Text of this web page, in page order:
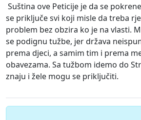
Suština ove Peticije je da se
se priključe svi koji misle da treba
problem bez obzira ko je na vlasti.
se podignu tužbe, jer država
prema djeci, a samim tim i prema
obavezama. Sa tužbom idemo do
znaju i žele mogu se priključiti.